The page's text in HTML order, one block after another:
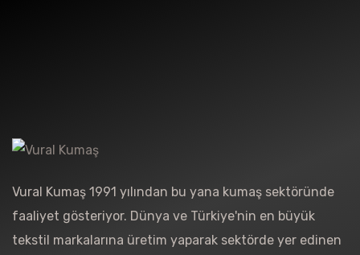
Vural Kumaş 1991 yılından bu yana kumaş sektöründe
faaliyet gösteriyor. Dünya ve Türkiye'nin en büyük
tekstil markalarına üretim yaparak sektörde yer edinen